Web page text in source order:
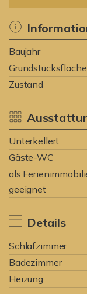
Baujahr
Grundstücksfläche
Zustand
Unterkellert
Gäste-WC
als
geeignet
Details
Schlafzimmer
Badezimmer
Heizung